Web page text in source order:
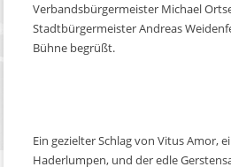
Verbandsbürgermeister Michael
Stadtbürgermeister Andreas
Bühne begrüßt.
Ein gezielter Schlag von Vitus Amor,
Haderlumpen, und der edle